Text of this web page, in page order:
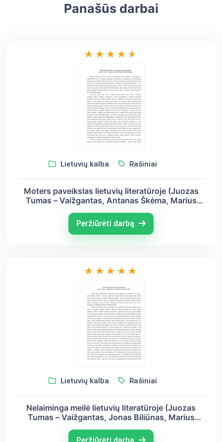
Panašūs darbai
Lietuvių kalba Rašiniai
Moters paveikslas lietuvių literatūroje (Juozas
Tumas – Vaižgantas, Antanas Škėma, Marius
Peržiūrėti darbą
Lietuvių kalba Rašiniai
Nelaiminga meilė lietuvių literatūroje (Juozas
Tumas – Vaižgantas, Jonas Biliūnas, Marius